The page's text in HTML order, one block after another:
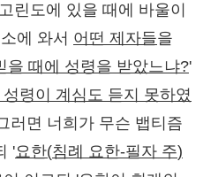
린도에 있을 때에 바울이
에 와서 어떤 제자들을
을 때에 성령을 받았느냐?'
령이 계심도 듣지 못하였
러면 너희가 무슨 뱁티즘
'요한(침례 요한-필자 주)